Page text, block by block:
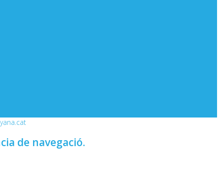
de navegació.